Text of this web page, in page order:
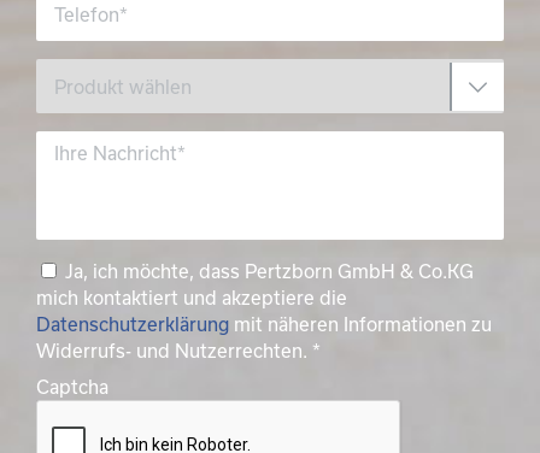
Ja, ich möchte, dass Pertzborn GmbH & Co.KG
mich kontaktiert und akzeptiere die
Datenschutzerklärung mit näheren Informationen zu
Widerrufs- und Nutzerrechten. *
Captcha